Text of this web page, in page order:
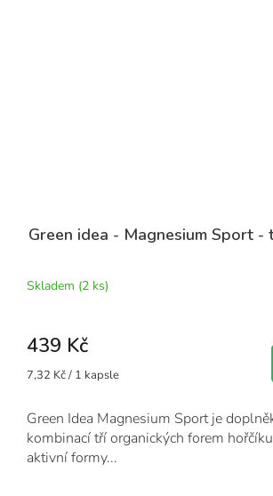
Green idea - Magnesium Sport
Skladem (2 ks)
439 Kč
Měrná
7,32 Kč / 1 kapsle
Green Idea Magnesium Sport je
kombinací tří organických forem
aktivní formy...